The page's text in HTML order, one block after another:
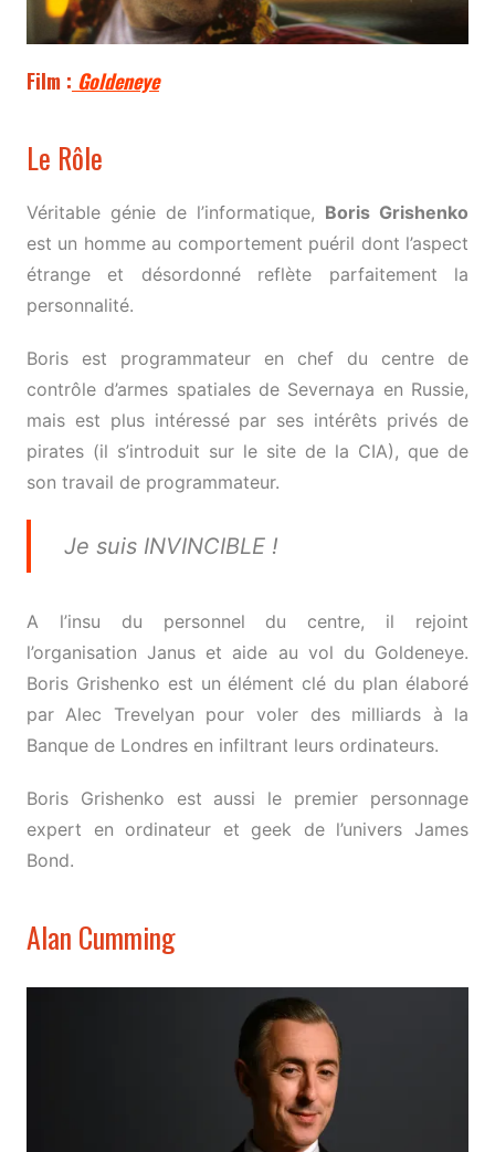
Film : Goldeneye
Le Rôle
Véritable génie de l’informatique, Boris Grishenko
est un homme au comportement puéril dont l’aspect
étrange et désordonné reflète parfaitement la
personnalité.
Boris est programmateur en chef du centre de
contrôle d’armes spatiales de Severnaya en Russie,
mais est plus intéressé par ses intérêts privés de
pirates (il s’introduit sur le site de la CIA), que de
son travail de programmateur.
Je suis INVINCIBLE !
A l’insu du personnel du centre, il rejoint
l’organisation Janus et aide au vol du Goldeneye.
Boris Grishenko est un élément clé du plan élaboré
par Alec Trevelyan pour voler des milliards à la
Banque de Londres en infiltrant leurs ordinateurs.
Boris Grishenko est aussi le premier personnage
expert en ordinateur et geek de l’univers James
Bond.
Alan Cumming